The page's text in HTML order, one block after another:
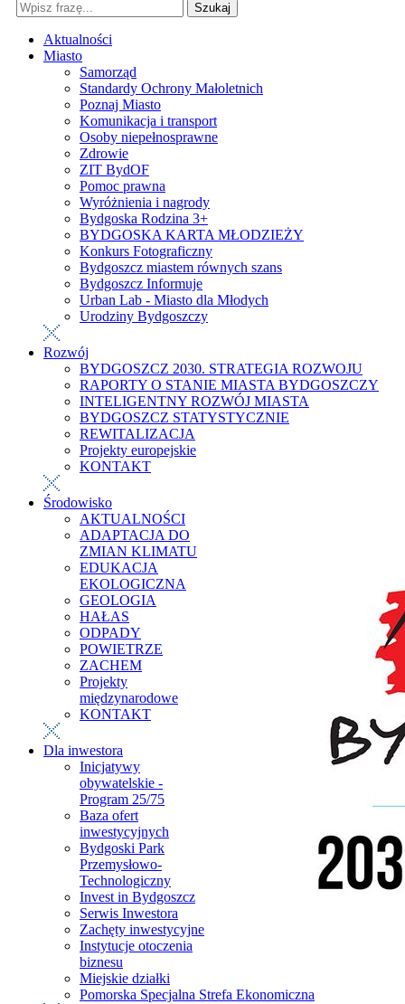
Szukaj
Aktualności
Miasto
Samorząd
Standardy Ochrony Małoletnich
Poznaj Miasto
Komunikacja i transport
Osoby niepełnosprawne
Zdrowie
ZIT BydOF
Pomoc prawna
Wyróżnienia i nagrody
Bydgoska Rodzina 3+
BYDGOSKA KARTA MŁODZIEŻY
Konkurs Fotograficzny
Bydgoszcz miastem równych szans
Bydgoszcz Informuje
Urban Lab - Miasto dla Młodych
Urodziny Bydgoszczy
Rozwój
BYDGOSZCZ 2030. STRATEGIA ROZWOJU
RAPORTY O STANIE MIASTA BYDGOSZCZY
INTELIGENTNY ROZWÓJ MIASTA
BYDGOSZCZ STATYSTYCZNIE
REWITALIZACJA
Projekty europejskie
KONTAKT
Środowisko
AKTUALNOŚCI
ADAPTACJA DO
ZMIAN KLIMATU
EDUKACJA
EKOLOGICZNA
GEOLOGIA
HAŁAS
ODPADY
POWIETRZE
ZACHEM
Projekty
międzynarodowe
KONTAKT
Dla inwestora
Inicjatywy
obywatelskie -
Program 25/75
Baza ofert
inwestycyjnych
Bydgoski Park
Przemysłowo-
Technologiczny
Invest in Bydgoszcz
Serwis Inwestora
Zachęty inwestycyjne
Instytucje otoczenia
biznesu
Miejskie działki
Pomorska Specjalna Strefa Ekonomiczna